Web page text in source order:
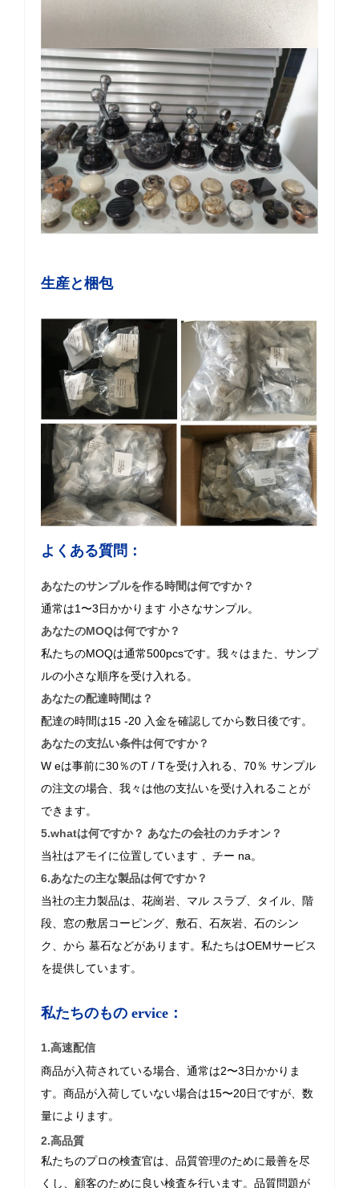
生産と梱包
よくある質問：
あなたのサンプルを作る時間は何ですか？
通常は1〜3日かかります 小さなサンプル。
あなたのMOQは何ですか？
私たちのMOQは通常500pcsです。我々はまた、サンプ
ルの小さな順序を受け入れる。
あなたの配達時間は？
配達の時間は15 -20 入金を確認してから数日後です。
あなたの支払い条件は何ですか？
W eは事前に30％のT / Tを受け入れる、70％ サンプル
の注文の場合、我々は他の支払いを受け入れることが
できます。
5.whatは何ですか？ あなたの会社のカチオン？
当社はアモイに位置しています 、チー na。
6.あなたの主な製品は何ですか？
当社の主力製品は、花崗岩、マル スラブ、タイル、階
段、窓の敷居コーピング、敷石、石灰岩、石のシン
ク、から 墓石などがあります。私たちはOEMサービス
を提供しています。
私たちのもの ervice：
1.高速配信
商品が入荷されている場合、通常は2〜3日かかりま
す。商品が入荷していない場合は15〜20日ですが、数
量によります。
2.高品質
私たちのプロの検査官は、品質管理のために最善を尽
くし、顧客のために良い検査を行います。品質問題が